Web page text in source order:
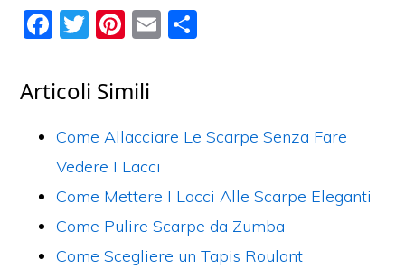
F
c
e
b
o
o
k
T
itt
er
Pi
er
e
st
E
vi
Articoli Simili
Come Allacciare Le Scarpe Senza Fare
Vedere I Lacci
Come Mettere I Lacci Alle Scarpe Eleganti
Come Pulire Scarpe da Zumba
Come Scegliere un Tapis Roulant